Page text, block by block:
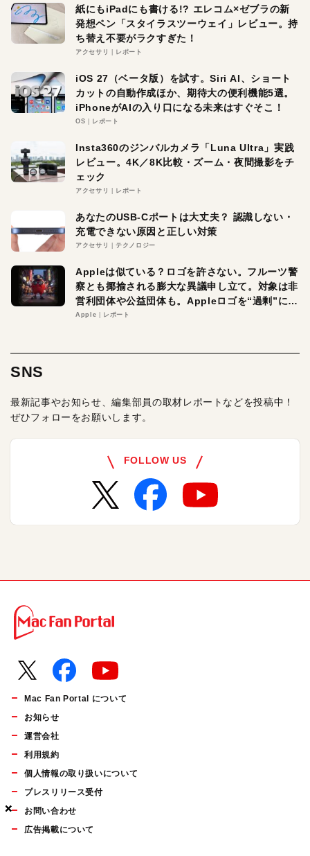
×
×
×
紙にもiPadにも書ける!? エレコム×ゼブラの新
発想ペン「スタイラスツーウェイ」レビュー。持
ち替え不要がラクすぎた！
アクセサリ レポート
iOS 27（ベータ版）を試す。Siri AI、ショート
カットの自動作成ほか、期待大の便利機能5選。
iPhoneがAIの入り口になる未来はすぐそこ！
OS レポート
Insta360のジンバルカメラ「Luna Ultra」実践
レビュー。4K／8K比較・ズーム・夜間撮影をチ
ェック
アクセサリ レポート
あなたのUSB-Cポートは大丈夫？ 認識しない・
充電できない原因と正しい対策
アクセサリ テクノロジー
Appleは似ている？ロゴを許さない。フルーツ警
察とも揶揄される膨大な異議申し立て。対象は非
営利団体や公益団体も。Appleロゴを“過剰”に守
る理由とは
Apple レポート
SNS
最新記事やお知らせ、編集部員の取材レポートなどを投稿中！
ぜひフォローをお願いします。
FOLLOW US
Mac Fan Portal について
お知らせ
運営会社
利用規約
個人情報の取り扱いについて
プレスリリース受付
お問い合わせ
広告掲載について